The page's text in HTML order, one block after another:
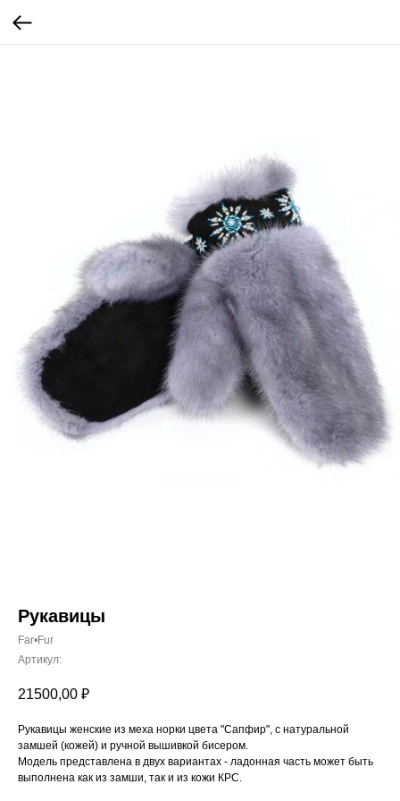
Рукавицы
Far•Fur
Артикул:
21500,00 ₽
Рукавицы женские из меха норки цвета "Сапфир", с натуральной
замшей (кожей) и ручной вышивкой бисером.
Модель представлена в двух вариантах - ладонная часть может быть
выполнена как из замши, так и из кожи КРС.